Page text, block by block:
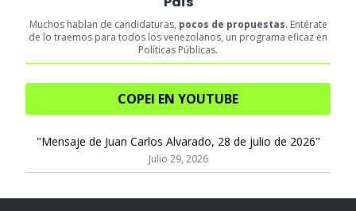
Muchos hablan de candidaturas, pocos de propuestas. Entérate
de lo traemos para todos los venezolanos, un programa eficaz en
Políticas Públicas.
COPEI EN YOUTUBE
"Mensaje de Juan Carlos Alvarado, 28 de julio de 2026"
Julio 29, 2026